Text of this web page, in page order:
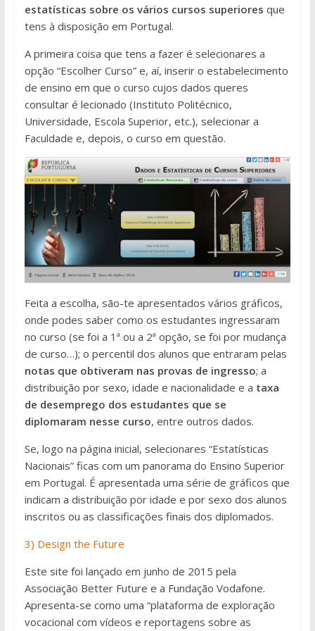
estatísticas sobre os vários cursos superiores que
tens à disposição em Portugal.
A primeira coisa que tens a fazer é selecionares a
opção “Escolher Curso” e, aí, inserir o estabelecimento
de ensino em que o curso cujos dados queres
consultar é lecionado (Instituto Politécnico,
Universidade, Escola Superior, etc.), selecionar a
Faculdade e, depois, o curso em questão.
Feita a escolha, são-te apresentados vários gráficos,
onde podes saber como os estudantes ingressaram
no curso (se foi a 1ª ou a 2ª opção, se foi por mudança
de curso…); o percentil dos alunos que entraram pelas
notas que obtiveram nas provas de ingresso; a
distribuição por sexo, idade e nacionalidade e a taxa
de desemprego dos estudantes que se
diplomaram nesse curso, entre outros dados.
Se, logo na página inicial, selecionares “Estatísticas
Nacionais” ficas com um panorama do Ensino Superior
em Portugal. É apresentada uma série de gráficos que
indicam a distribuição por idade e por sexo dos alunos
inscritos ou as classificações finais dos diplomados.
3) Design the Future
Este site foi lançado em junho de 2015 pela
Associação Better Future e a Fundação Vodafone.
Apresenta-se como uma “plataforma de exploração
vocacional com vídeos e reportagens sobre as